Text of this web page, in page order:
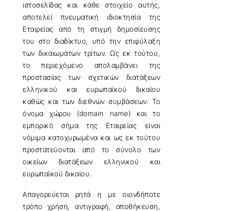
ιστοσελίδας και κάθε στοιχείο αυτής,
αποτελεί πνευματική ιδιοκτησία της
Εταιρείας από τη στιγμή δημοσίευσης
του στο διαδίκτυο, υπό την επιφύλαξη
των δικαιωμάτων τρίτων. Ως εκ τούτου,
το περιεχόμενο απολαμβάνει της
προστασίας των σχετικών διατάξεων
ελληνικού και ευρωπαϊκού δικαίου
καθώς και των διεθνών συμβάσεων. Το
όνομα χώρου (domain name) και το
εμπορικό σήμα της Εταιρείας είναι
νόμιμα κατοχυρωμένα και ως εκ τούτου
προστατεύονται από το σύνολο των
οικείων διατάξεων ελληνικού και
ευρωπαϊκού δικαίου.
Απαγορεύεται ρητά η με οιονδήποτε
τρόπο χρήση, αντιγραφή, αποθήκευση,